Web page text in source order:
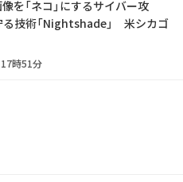
を「ネコ」にするサイバー攻
技術「Nightshade」 米シカゴ
時51分